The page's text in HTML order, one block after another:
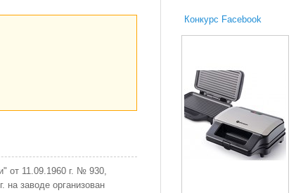
от 11.09.1960 г. № 930,
заводе организован
Конкурс Facebook